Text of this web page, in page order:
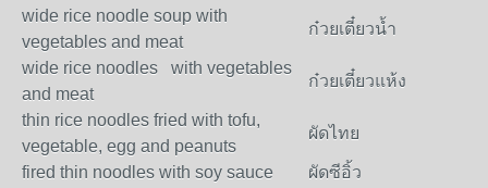
wide rice noodle soup with
vegetables and meat
ก๋วยเตี๋ยวน้ำ
wide rice noodles with vegetables
and meat
ก๋วยเตี๋ยวแห้ง
thin rice noodles fried with tofu,
vegetable, egg and peanuts
ผัดไทย
fired thin noodles with soy sauce
ผัดซีอิ้ว